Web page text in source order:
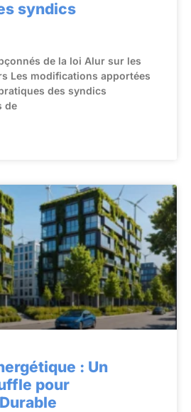
syndics
de la loi Alur sur les
Les modifications apportées
des syndics
de
: Un
pour